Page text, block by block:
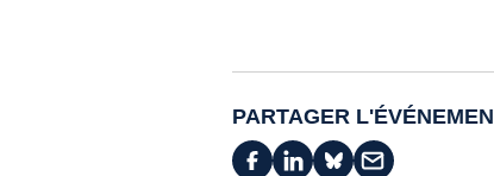
PARTAGER